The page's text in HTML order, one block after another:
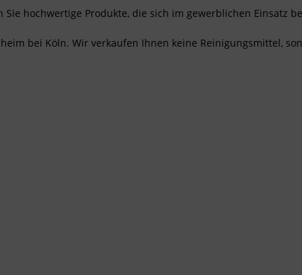
hochwertige Produkte, die sich im gewerblichen Einsatz
bei Köln. Wir verkaufen Ihnen keine Reinigungsmittel,